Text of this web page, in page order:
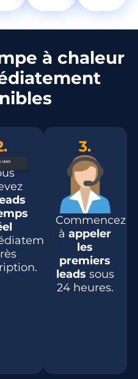
à chaleur
3.
Commencez
àappeler
les
premiers
leads sous
24 heures.